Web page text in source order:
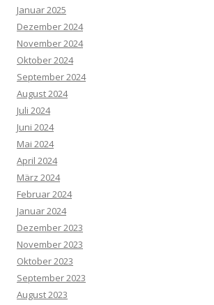
Januar 2025
Dezember 2024
November 2024
Oktober 2024
September 2024
August 2024
Juli 2024
Juni 2024
Mai 2024
April 2024
März 2024
Februar 2024
Januar 2024
Dezember 2023
November 2023
Oktober 2023
September 2023
August 2023